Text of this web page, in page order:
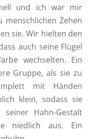
und ich war mir
menschlichen Zehen
sie. Wir hielten den
auch seine Flügel
wechselten. Ein
Gruppe, als sie zu
mit Händen
klein, sodass sie
Hahn-Gestalt
niedlich aus. Ein